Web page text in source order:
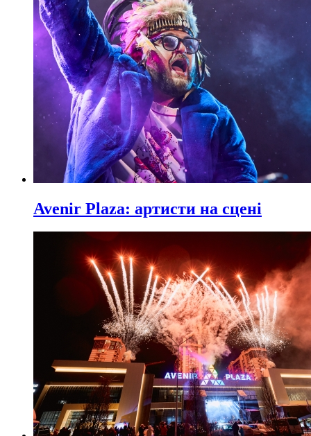
Avenir Plaza: артисти на сцені